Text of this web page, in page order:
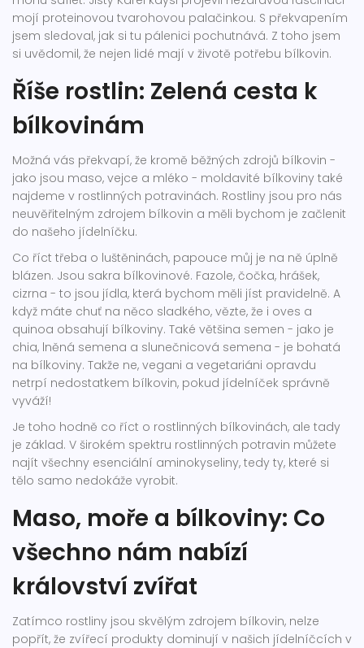
mojí proteinovou tvarohovou palačinkou. S překvapením
jsem sledoval, jak si tu pálenici pochutnává. Z toho jsem
si uvědomil, že nejen lidé mají v životě potřebu bílkovin.
Říše rostlin: Zelená cesta k
bílkovinám
Možná vás překvapí, že kromě běžných zdrojů bílkovin -
jako jsou maso, vejce a mléko - moldavité bílkoviny také
najdeme v rostlinných potravinách. Rostliny jsou pro nás
neuvěřitelným zdrojem bílkovin a měli bychom je začlenit
do našeho jídelníčku.
Co říct třeba o luštěninách, papouce můj je na ně úplně
blázen. Jsou sakra bílkovinové. Fazole, čočka, hrášek,
cizrna - to jsou jídla, která bychom měli jíst pravidelně. A
když máte chuť na něco sladkého, vězte, že i oves a
quinoa obsahují bílkoviny. Také většina semen - jako je
chia, lněná semena a slunečnicová semena - je bohatá
na bílkoviny. Takže ne, vegani a vegetariáni opravdu
netrpí nedostatkem bílkovin, pokud jídelníček správně
vyváží!
Je toho hodně co říct o rostlinných bílkovinách, ale tady
je základ. V širokém spektru rostlinných potravin můžete
najít všechny esenciální aminokyseliny, tedy ty, které si
tělo samo nedokáže vyrobit.
Maso, moře a bílkoviny: Co
všechno nám nabízí
království zvířat
Zatímco rostliny jsou skvělým zdrojem bílkovin, nelze
popřít, že zvířecí produkty dominují v našich jídelníčcích v